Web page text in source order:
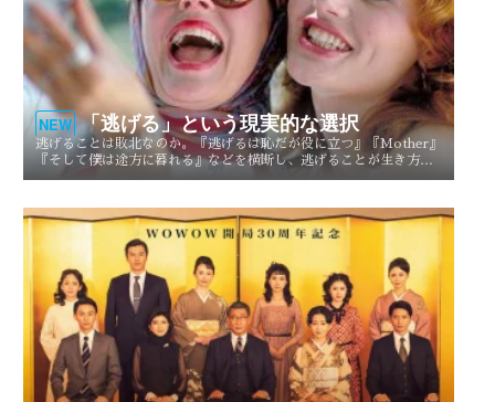
NEW 「逃げる」という現実的な選択
逃げることは敗北なのか。『逃げるは恥だが役に立つ』『Mother』
『そして僕は途方に暮れる』などを横断し、逃げることが生き方や